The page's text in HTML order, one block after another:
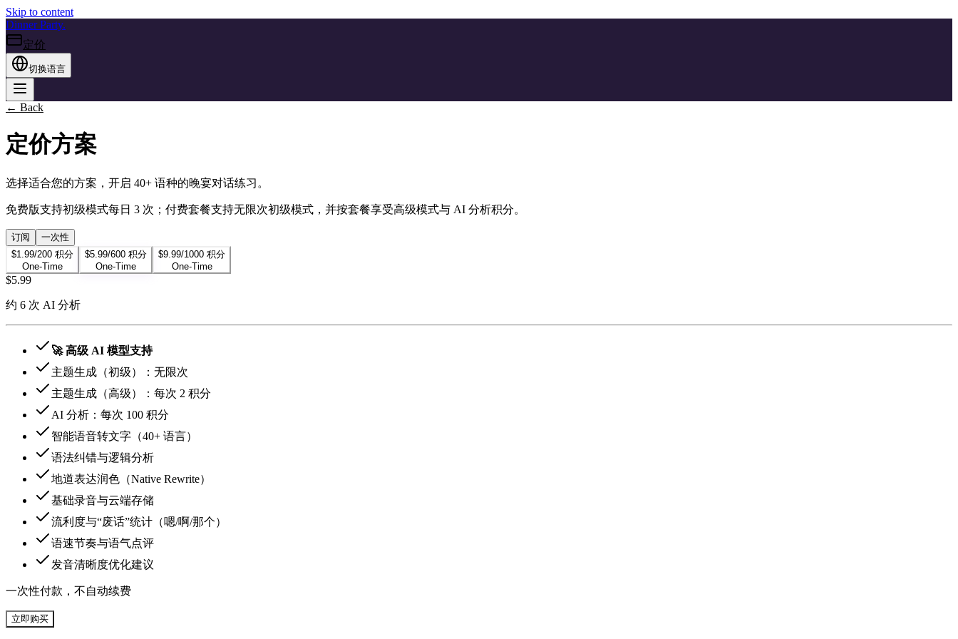
Skip to content
Dinner Party.
定价
切换语言
← Back
定价方案
选择适合您的方案，开启 40+ 语种的晚宴对话练习。
免费版支持初级模式每日 3 次；付费套餐支持无限次初级模式，并按套餐享受高级模式与 AI 分析积分。
订阅
一次性
$1.99/200 积分
One-Time
$5.99/600 积分
One-Time
$9.99/1000 积分
One-Time
$5.99
约 6 次 AI 分析
🚀 高级 AI 模型支持
主题生成（初级）：无限次
主题生成（高级）：每次 2 积分
AI 分析：每次 100 积分
智能语音转文字（40+ 语言）
语法纠错与逻辑分析
地道表达润色（Native Rewrite）
基础录音与云端存储
流利度与“废话”统计（嗯/啊/那个）
语速节奏与语气点评
发音清晰度优化建议
一次性付款，不自动续费
立即购买